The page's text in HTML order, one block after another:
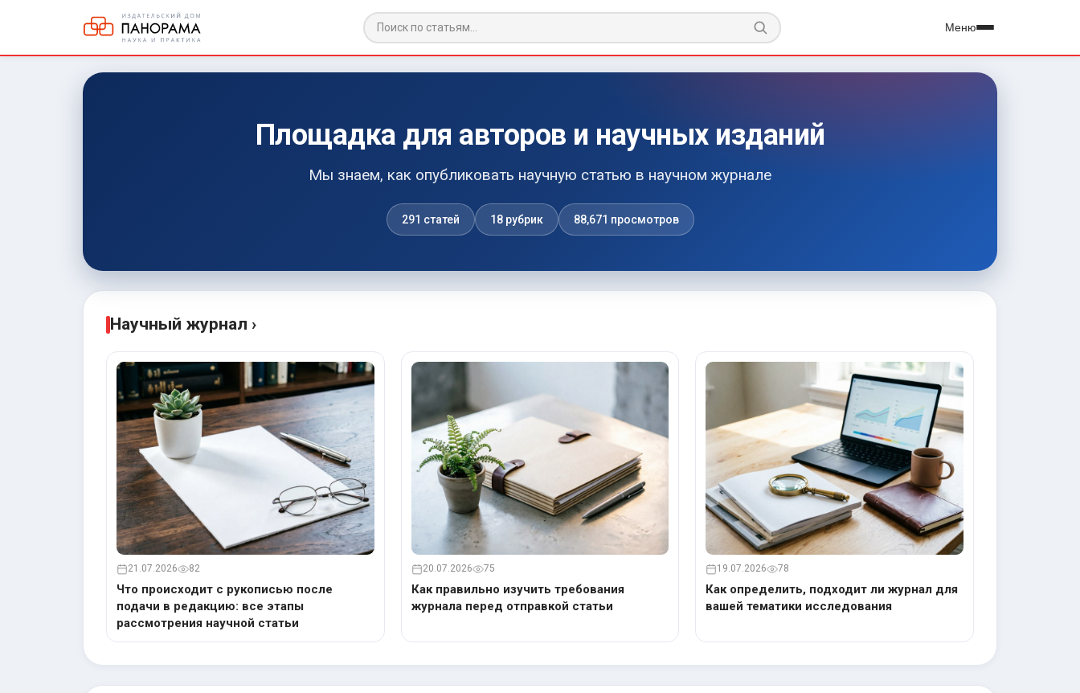
Меню
Площадка для авторов и научных изданий
Мы знаем, как опубликовать научную статью в научном журнале
291 статей 18 рубрик 88,671 просмотров
Научный журнал ›
21.07.2026 82
Что происходит с рукописью после
подачи в редакцию: все этапы
рассмотрения научной статьи
20.07.2026 75
Как правильно изучить требования
журнала перед отправкой статьи
19.07.2026 78
Как определить, подходит ли журнал для
вашей тематики исследования